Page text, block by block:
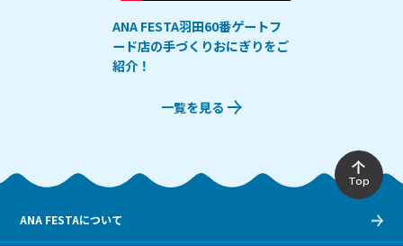
ANA FESTA羽田60番ゲートフ
ード店の手づくりおにぎりをご
紹介！
一覧を見る
Top
ANA FESTAについて